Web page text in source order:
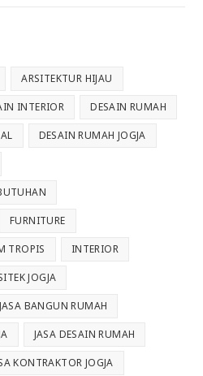
ARSITEKTUR HIJAU
INTERIOR DESAIN RUMAH
DESAIN RUMAH JOGJA
FURNITURE
TROPIS INTERIOR
JOGJA
JASA BANGUN RUMAH
JASA DESAIN RUMAH
KONTRAKTOR JOGJA